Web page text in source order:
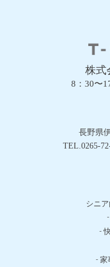
株式
8：30〜
長野県
TEL.0265-
シニ
-
- 家